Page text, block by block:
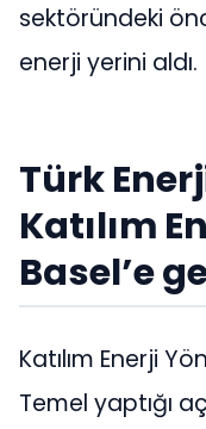
sektöründeki
enerji yerini aldı.
Türk
Katılım
Basel’e
Katılım Enerji
Temel yaptığı